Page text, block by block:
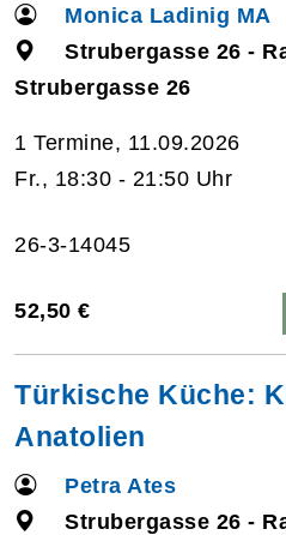
Monica Ladinig MA
Strubergasse 26 -
Strubergasse 26
1 Termine, 11.09.2026
Fr., 18:30 - 21:50 Uhr
26-3-14045
52,50 €
Türkische Küche:
Anatolien
Petra Ates
Strubergasse 26 -